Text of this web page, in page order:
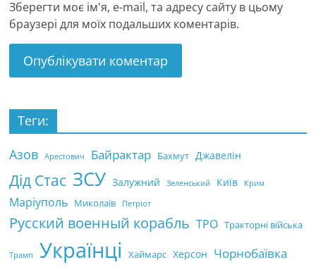
Зберегти моє ім'я, e-mail, та адресу сайту в цьому
браузері для моїх подальших коментарів.
Теги:
Азов
Арестович Байрактар Бахмут Джавелін
Дід Стас ЗСУ Залужний Зеленський Київ Крим
Маріуполь Миколаїв Петріот
Русский военный корабль ТРО Тракторні війська
Трамп Українці Хаймарс Херсон Чорнобаївка